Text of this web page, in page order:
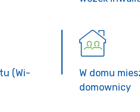
(Wi-
W domu
domownicy